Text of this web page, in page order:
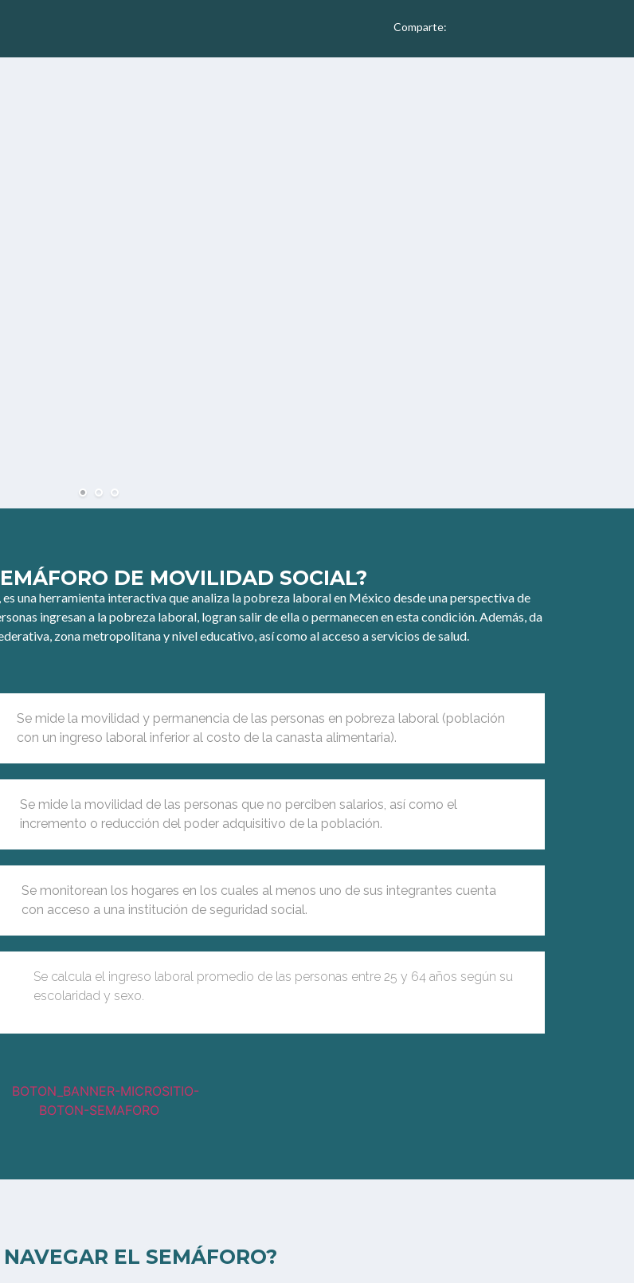
Comparte:
DE MOVILIDAD SOCIAL?
es una herramienta interactiva que analiza la pobreza laboral en México desde una perspectiva de
ingresan a la pobreza laboral, logran salir de ella o permanecen en esta condición. Además, da
zona metropolitana y nivel educativo, así como al acceso a servicios de salud.
Se mide la movilidad y permanencia de las personas en pobreza laboral (población
con un ingreso laboral inferior al costo de la canasta alimentaria).
Se mide la movilidad de las personas que no perciben salarios, así como el
incremento o reducción del poder adquisitivo de la población.
Se monitorean los hogares en los cuales al menos uno de sus integrantes cuenta
con acceso a una institución de seguridad social.
Se calcula el ingreso laboral promedio de las personas entre 25 y 64 años según su
escolaridad y sexo.
EL SEMÁFORO?